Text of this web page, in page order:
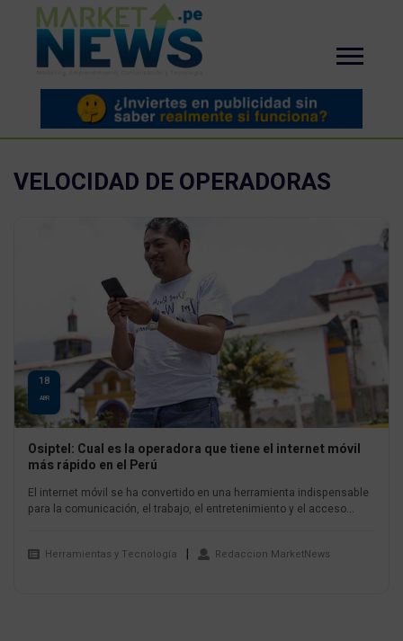
VELOCIDAD DE OPERADORAS
18
ABR
Osiptel: Cual es la operadora que tiene el internet móvil
más rápido en el Perú
El internet móvil se ha convertido en una herramienta indispensable
para la comunicación, el trabajo, el entretenimiento y el acceso...
Herramientas y Tecnología Redaccion MarketNews